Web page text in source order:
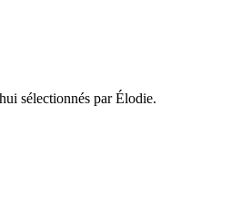
sélectionnés par Élodie.